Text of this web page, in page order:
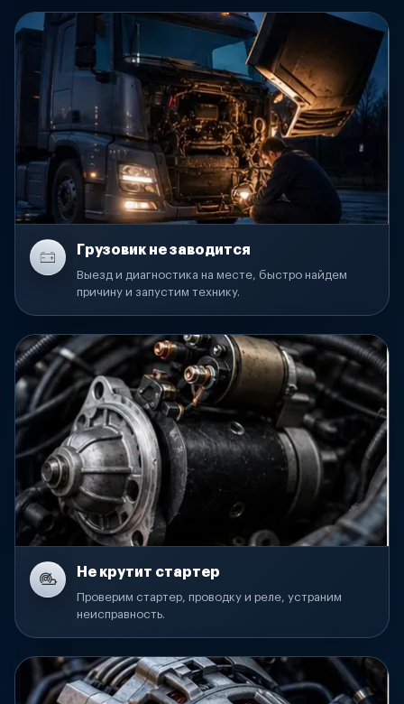
Грузовик не заводится
Выезд и диагностика на месте, быстро найдем
причину и запустим технику.
Не крутит стартер
Проверим стартер, проводку и реле, устраним
неисправность.